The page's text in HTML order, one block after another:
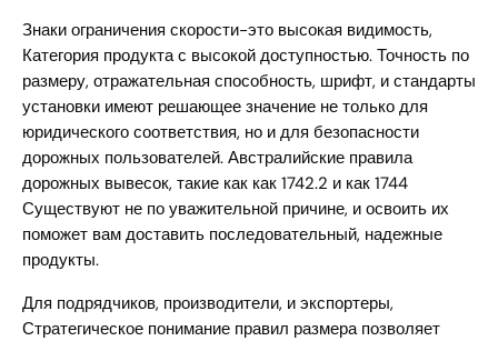
Знаки ограничения скорости-это высокая видимость,
Категория продукта с высокой доступностью. Точность по
размеру, отражательная способность, шрифт, и стандарты
установки имеют решающее значение не только для
юридического соответствия, но и для безопасности
дорожных пользователей. Австралийские правила
дорожных вывесок, такие как как 1742.2 и как 1744
Существуют не по уважительной причине, и освоить их
поможет вам доставить последовательный, надежные
продукты.
Для подрядчиков, производители, и экспортеры,
Стратегическое понимание правил размера позволяет